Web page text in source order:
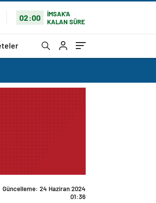
02:00
İMSAK'A
KALAN SÜRE
Güncelleme: 24 Haziran 2024
01:36